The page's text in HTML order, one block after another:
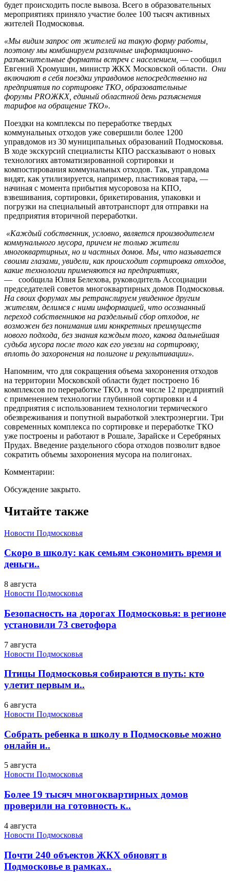
будет происходить после вывоза. Всего в образовательных
мероприятиях приняло участие более 100 тысяч активных
жителей Подмосковья.
«Мы видим запрос от жителей на такую форму работы,
поэтому мы комбинируем различные информационно-
разъяснительные форматы встреч с населением, — сообщил
Евгений Хромушин, министр ЖКХ Московской области. Они
включают в себя поездки управдомов непосредственно на
предприятия по сортировке ТКО, образовательные
форумы PROЖКХ, единый областной день разъяснения
тарифов на обращение ТКО».
Поездки на комплексы по переработке твердых
коммунальных отходов уже совершили более 1200
управдомов из 30 муниципальных образований Подмосковья.
В ходе экскурсий специалисты КПО рассказывают о новых
технологиях автоматизированной сортировки и
компостирования коммунальных отходов. Так, управдома
видят, как утилизируется, например, пластиковая тара, —
начиная с момента прибытия мусоровоза на КПО,
взвешивания, сортировки, брикетирования, упаковки и
погрузки на специальный автотранспорт для отправки на
предприятия вторичной переработки.
«Каждый собственник, условно, является производителем
коммунального мусора, причем не только жители
многоквартирных, но и частных домов. Мы, что называется
своими глазами, увидели, как происходит сортировка отходов,
какие технологии применяются на предприятиях,
— сообщила Юлия Белехова, руководитель Ассоциации
председателей советов многоквартирных домов Подмосковья.
На своих форумах мы ретранслируем увиденное другим
жителям, делимся с ними информацией, что осознанный
переход собственников на раздельный сбор отходов, не
возможен без понимания ими конкретных преимуществ
нового подхода, без знания каждым того, какова дальнейшая
судьба мусора после того как его увезли на сортировку,
вплоть до захоронения на полигоне и рекультивации».
Напомним, что для сокращения объема захоронения отходов
на территории Московской области будет построено 16
комплексов по переработке ТКО, в том числе 12 предприятий
с применением технологии глубинной сортировки и 4
предприятия с использованием технологии термического
обезвреживания и попутной выработкой электроэнергии. Три
современных комплекса по сортировке и переработке ТКО
уже построены и работают в Рошале, Зарайске и Серебряных
Прудах. Введение раздельного сбора отходов позволит вдвое
сократить объемы захоронения мусора на полигонах.
Комментарии:
Обсуждение закрыто.
Читайте также
Новости Подмосковья
Скоро в школу: как семьям сэкономить время и
деньги..
8 августа
Новости Подмосковья
Безопасность на дорогах Подмосковья: в регионе
установили 73 светофора
7 августа
Новости Подмосковья
Птицы Подмосковья собираются в путь: кто
улетит первым и..
6 августа
Новости Подмосковья
Собрать ребенка в школу в Подмосковье можно
онлайн и..
5 августа
Новости Подмосковья
Более 19 тысяч многоквартирных домов
проверили на готовность к..
4 августа
Новости Подмосковья
Почти 240 объектов ЖКХ обновят в
Подмосковье в рамках..